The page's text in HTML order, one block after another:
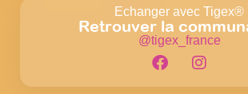
Echanger avec Tigex®
Retrouver la
@tigex_france